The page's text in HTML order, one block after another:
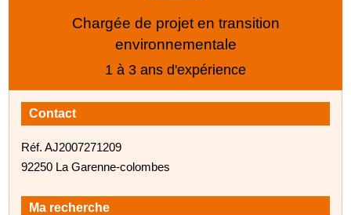
Chargée de projet en transition
environnementale
1 à 3 ans d'expérience
Contact
Réf. AJ2007271209
92250 La Garenne-colombes
Ma recherche